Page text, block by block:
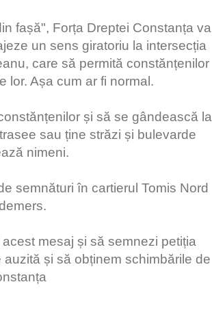
fașă", Forța Dreptei Constanța va
un sens giratoriu la intersecția
care să permită constănțenilor
lor. Așa cum ar fi normal.
și să se gândească la
sau ține străzi și bulevarde
nimeni.
semnături în cartierul Tomis Nord
mesaj și să semnezi petiția
și să obținem schimbările de